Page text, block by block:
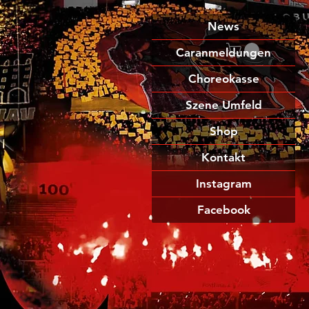
News
Caranmeldungen
Choreokasse
Szene Umfeld
Shop
Kontakt
Instagram
Facebook